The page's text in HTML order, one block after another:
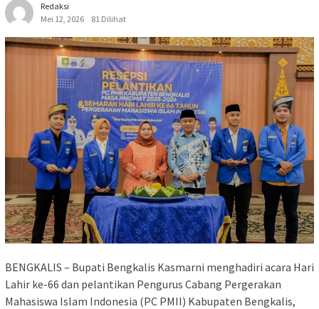
Redaksi
Mei 12, 2026
81 Dilihat
BENGKALIS – Bupati Bengkalis Kasmarni menghadiri acara Hari
Lahir ke-66 dan pelantikan Pengurus Cabang Pergerakan
Mahasiswa Islam Indonesia (PC PMII) Kabupaten Bengkalis,